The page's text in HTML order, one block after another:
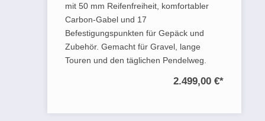
mit 50 mm Reifenfreiheit, komfortabler
Carbon-Gabel und 17
Befestigungspunkten für Gepäck und
Zubehör. Gemacht für Gravel, lange
Touren und den täglichen Pendelweg.
2.499,00 €*